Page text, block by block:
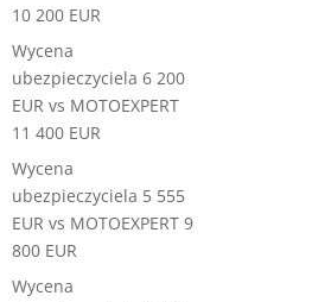
10 200 EUR
Wycena
ubezpieczyciela 6 200
EUR vs MOTOEXPERT
11 400 EUR
Wycena
ubezpieczyciela 5 555
EUR vs MOTOEXPERT 9
800 EUR
Wycena